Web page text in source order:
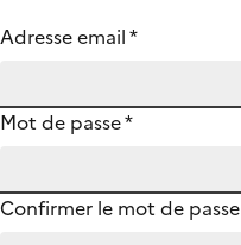
Adresse email*
Mot de passe*
Confirmer le mot de passe